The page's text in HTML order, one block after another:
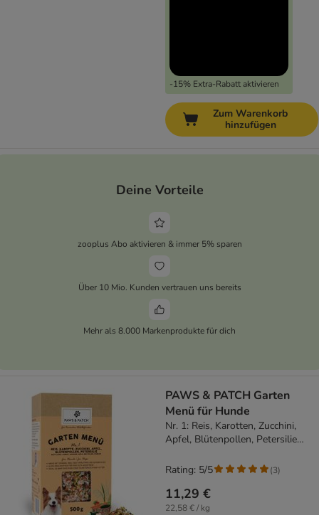
-15% Extra-Rabatt aktivieren
Zum Warenkorb
hinzufügen
Deine Vorteile
zooplus Abo aktivieren & immer 5% sparen
Über 10 Mio. Kunden vertrauen uns bereits
Mehr als 8.000 Markenprodukte für dich
PAWS & PATCH Garten
Menü für Hunde
Nr. 1: Reis, Karotten, Zucchini,
Apfel, Blütenpollen, Petersilie
11,29 €
22,58 € / kg
Rating: 5/5 (3)